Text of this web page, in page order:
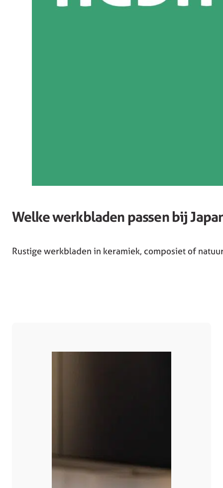
Welke werkbladen passen bij
Rustige werkbladen in keramiek, composiet of